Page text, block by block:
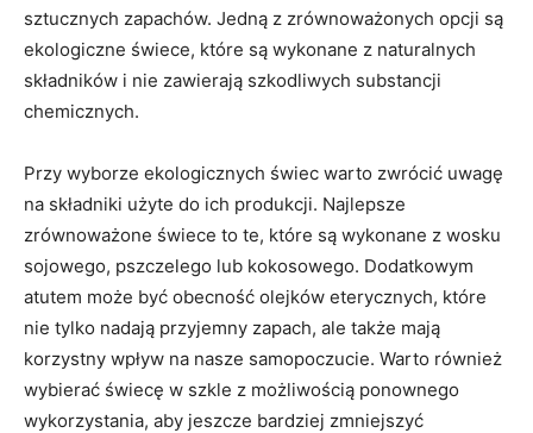
sztucznych zapachów. ‌Jedną‍ z zrównoważonych‌ opcji są
ekologiczne świece,​ które są‌ wykonane z naturalnych
składników i nie ⁣zawierają ‌szkodliwych substancji
chemicznych.
Przy wyborze‍ ekologicznych świec ⁣warto zwrócić ‍uwagę
na składniki użyte ​do ‌ich produkcji.⁣ Najlepsze
zrównoważone‌ świece​ to te, ​które są wykonane z wosku
sojowego, pszczelego lub kokosowego. Dodatkowym
atutem może ⁢być obecność olejków eterycznych,⁤ które
nie tylko nadają przyjemny ‍zapach, ale także mają⁣
korzystny⁢ wpływ na nasze samopoczucie. Warto również
wybierać ⁢świecę w szkle z możliwością ⁣ponownego
wykorzystania, aby jeszcze bardziej zmniejszyć‍